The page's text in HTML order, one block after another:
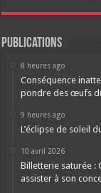
Publications
8 heures ago
Conséquence
pondre des œufs
9 heures ago
L’éclipse de soleil
10 avril 2026
Billetterie saturée :
assister à son